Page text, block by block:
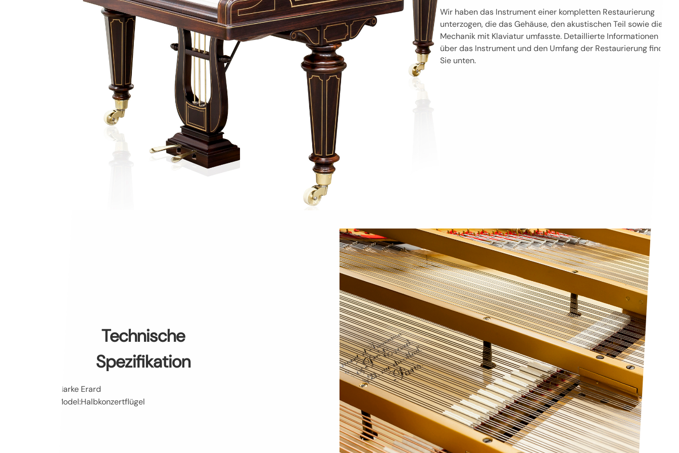
Wir haben das Instrument einer kompletten Restaurierung
unterzogen, die das Gehäuse, den akustischen Teil sowie die
Mechanik mit Klaviatur umfasste. Detaillierte Informationen
über das Instrument und den Umfang der Restaurierung finden
Sie unten.
Technische
Spezifikation
Marke Erard
Model:Halbkonzertflügel